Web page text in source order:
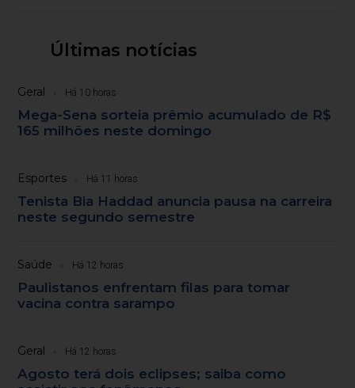
Últimas notícias
Geral Há 10 horas
Mega-Sena sorteia prêmio acumulado de R$
165 milhões neste domingo
Esportes Há 11 horas
Tenista Bia Haddad anuncia pausa na carreira
neste segundo semestre
Saúde Há 12 horas
Paulistanos enfrentam filas para tomar
vacina contra sarampo
Geral Há 12 horas
Agosto terá dois eclipses; saiba como